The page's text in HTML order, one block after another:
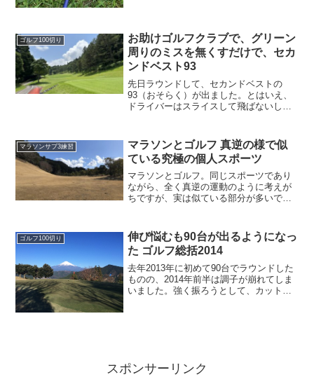
ゴルフ100切り
お助けゴルフクラブで、グリーン
周りのミスを無くすだけで、セカ
ンドベスト93
先日ラウンドして、セカンドベストの
93（おそらく）が出ました。とはいえ、
ドライバーはスライスして飛ばないし、
多かった。何が良かったかというと、グ
リーン周りでのプレー。お...
マラソンサブ3練習
マラソンとゴルフ 真逆の様で似
ている究極の個人スポーツ
マラソンとゴルフ。同じスポーツであり
ながら、全く真逆の運動のように考えが
ちですが、実は似ている部分が多いで
ゴルフ100切り
伸び悩むも90台が出るようになっ
た ゴルフ総括2014
去年2013年に初めて90台でラウンドした
ものの、2014年前半は調子が崩れてしま
いました。強く振ろうとして、カット打
スポンサーリンク